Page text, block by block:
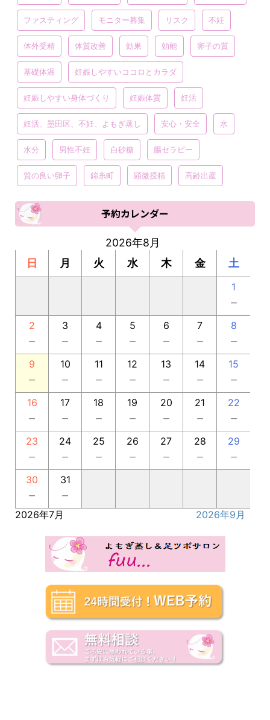
ファスティング モニター募集 リスク 不妊
体外受精 体質改善 効果 効能 卵子の質
基礎体温 妊娠しやすいココロとカラダ
妊娠しやすい身体づくり 妊娠体質 妊活
妊活、墨田区、不妊、よもぎ蒸し 安心・安全 水
水分 男性不妊 白砂糖 腸セラピー
質の良い卵子 錦糸町 顕微授精 高齢出産
予約カレンダー
2026年8月
日
月 火 水 木 金 土
1
－
2
－
3
－
4
－
5
－
6
－
7
－
8
－
9
－
10
－
11
－
12
－
13
－
14
－
15
－
16
－
17
－
18
－
19
－
20
－
21
－
22
－
23
－
24
－
25
－
26
－
27
－
28
－
29
－
30
－
31
－
2026年7月 2026年9月